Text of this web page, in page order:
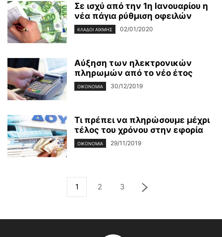
Σε ισχύ από την 1η Ιανουαρίου η
νέα πάγια ρύθμιση οφειλών
ΚΛΆΔΟΙ ΑΙΧΜΉΣ 02/01/2020
Αύξηση των ηλεκτρονικών
πληρωμών από το νέο έτος
ΟΙΚΟΝΟΜΊΑ 30/12/2019
Τι πρέπει να πληρώσουμε μέχρι
τέλος του χρόνου στην εφορία
ΟΙΚΟΝΟΜΊΑ 29/11/2019
1 2 3